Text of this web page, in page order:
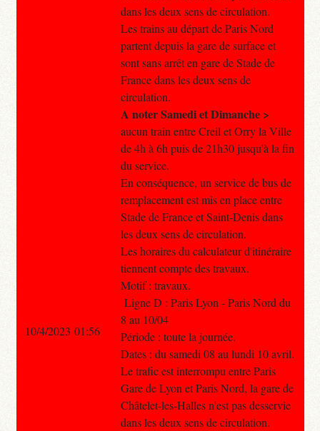
dans les deux sens de circulation.
Les trains au départ de Paris Nord
partent depuis la gare de surface et
sont sans arrêt en gare de Stade de
France dans les deux sens de
circulation.
A noter Samedi et Dimanche >
aucun train entre Creil et Orry la Ville
de 4h à 6h puis de 21h30 jusqu'à la fin
du service.
En conséquence, un service de bus de
remplacement est mis en place entre
Stade de France et Saint-Denis dans
les deux sens de circulation.
Les horaires du calculateur d'itinéraire
tiennent compte des travaux.
Motif : travaux.
Ligne D : Paris Lyon - Paris Nord du
8 au 10/04
Période : toute la journée.
Dates : du samedi 08 au lundi 10 avril.
Le trafic est interrompu entre Paris
Gare de Lyon et Paris Nord, la gare de
Châtelet-les-Halles n'est pas desservie
dans les deux sens de circulation.
10/4/2023 01:56